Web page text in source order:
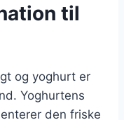
til
og yoghurt er
Yoghurtens
den friske